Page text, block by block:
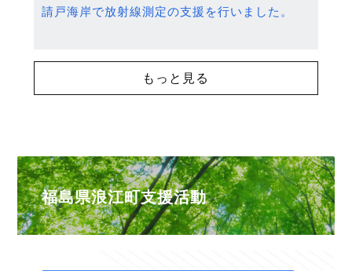
請戸海岸で放射線測定の支援を行いました。
もっと見る
福島県浪江町支援活動